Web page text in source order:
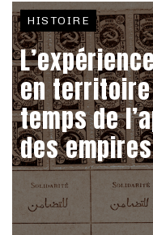
HISTOIRE
en
temps de
des